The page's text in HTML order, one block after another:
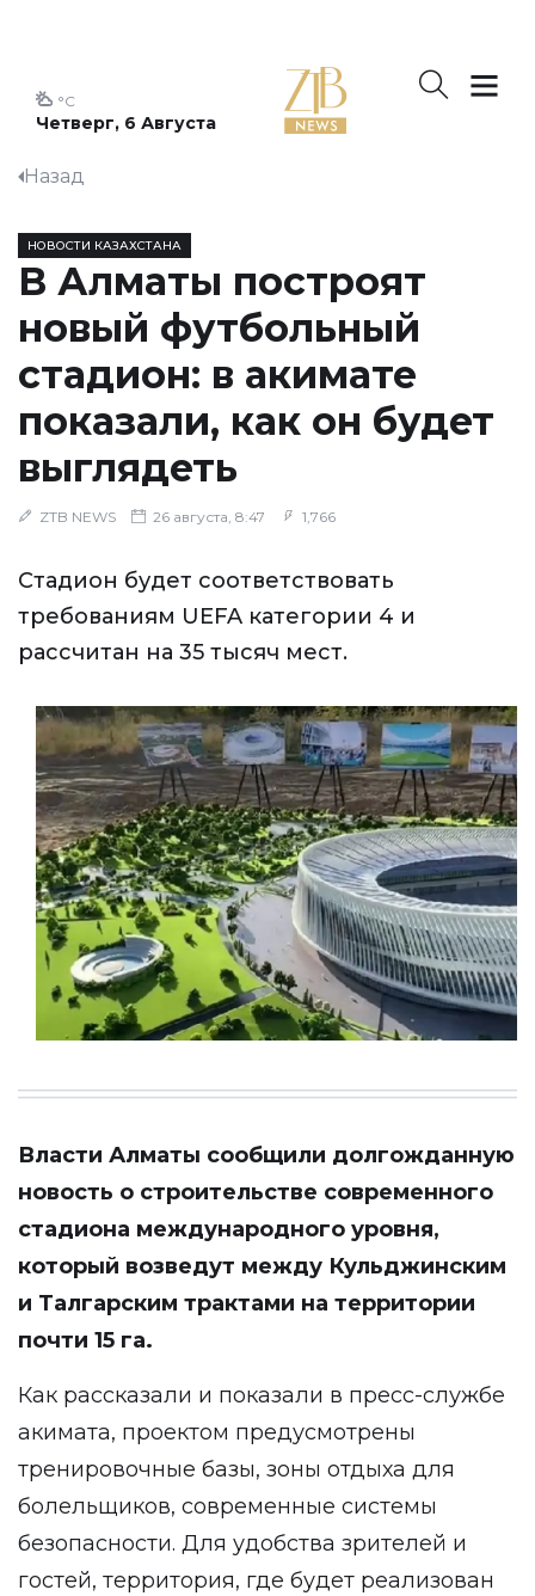
Четверг, 6 Августа
°C
Назад
НОВОСТИ КАЗАХСТАНА
В Алматы построят
новый футбольный
стадион: в акимате
показали, как он будет
выглядеть
ZTB NEWS 26 августа, 8:47 1,766
Стадион будет соответствовать
требованиям UEFA категории 4 и
рассчитан на 35 тысяч мест.
Власти Алматы сообщили долгожданную
новость о строительстве современного
стадиона международного уровня,
который возведут между Кульджинским
и Талгарским трактами на территории
почти 15 га.
Как рассказали и показали в пресс-службе
акимата, проектом предусмотрены
тренировочные базы, зоны отдыха для
болельщиков, современные системы
безопасности. Для удобства зрителей и
гостей, территория, где будет реализован